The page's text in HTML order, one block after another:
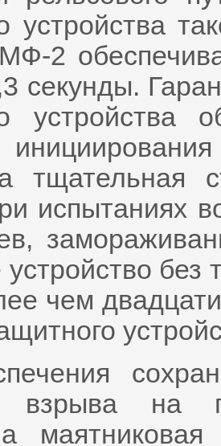
устройства
2
секунды.
устройства
тщательная
испытаниях
без
чем
взрыва на